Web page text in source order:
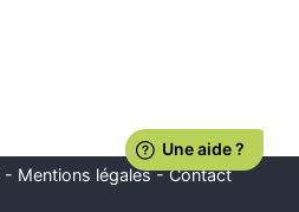
- Mentions légales-Contact